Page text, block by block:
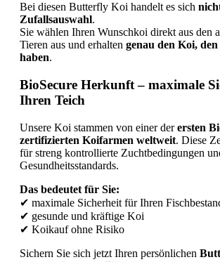
Bei diesen Butterfly Koi handelt es sich
Zufallsauswahl.
Sie wählen Ihren Wunschkoi direkt aus den
Tieren aus und erhalten genau den Koi, den
haben.
BioSecure Herkunft – maximale
Ihren Teich
Unsere Koi stammen von einerderersten
zertifizierten Koifarmen weltweit. Diese
fürstreng kontrollierte Zuchtbedingungen
Gesundheitsstandards.
Das bedeutet für Sie:
✔ maximale Sicherheit fürIhren
✔ gesunde und kräftige Koi
✔ Koikaufohne Risiko
Sichern Sie sich jetzt Ihren persönlichen